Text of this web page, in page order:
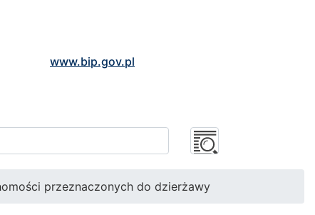
www.bip.gov.pl
przeznaczonych do dzierżawy